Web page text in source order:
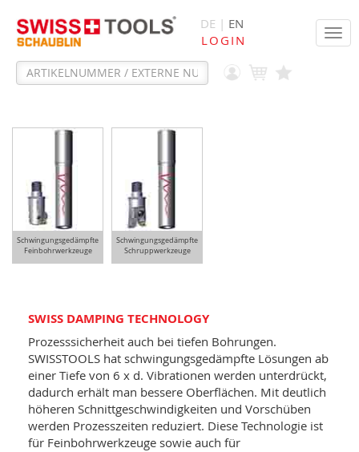
DE | EN
LOGIN
Schwingungsgedämpfte
Feinbohrwerkzeuge
Schwingungsgedämpfte
Schruppwerkzeuge
SWISS DAMPING TECHNOLOGY
Prozesssicherheit auch bei tiefen Bohrungen.
SWISSTOOLS hat schwingungsgedämpfte Lösungen ab
einer Tiefe von 6 x d. Vibrationen werden unterdrückt,
dadurch erhält man bessere Oberflächen. Mit deutlich
höheren Schnittgeschwindigkeiten und Vorschüben
werden Prozesszeiten reduziert. Diese Technologie ist
für Feinbohrwerkzeuge sowie auch für